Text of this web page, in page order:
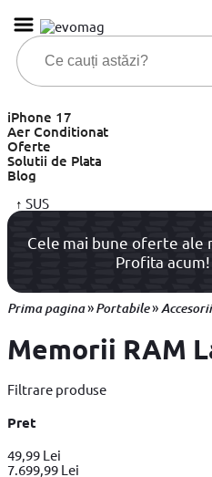
iPhone 17
Aer Conditionat
Oferte
Solutii de Plata
Blog
↑ SUS
Cele mai bune oferte ale
Profita acum!
Prima pagina»Portabile»
Memorii RAM
Filtrare produse
Pret
49,99 Lei
7.699,99 Lei